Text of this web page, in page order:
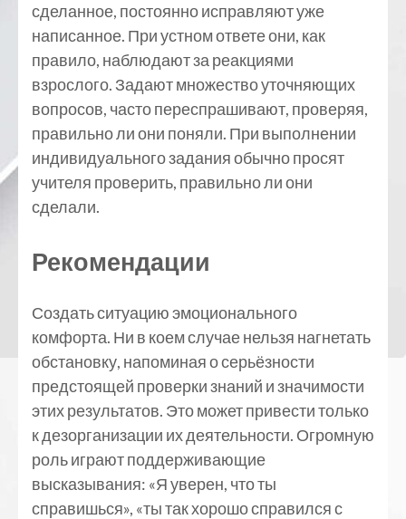
сделанное, постоянно исправляют уже
написанное. При устном ответе они, как
правило, наблюдают за реакциями
взрослого. Задают множество уточняющих
вопросов, часто переспрашивают, проверяя,
правильно ли они поняли. При выполнении
индивидуального задания обычно просят
учителя проверить, правильно ли они
сделали.
Рекомендации
Создать ситуацию эмоционального
комфорта. Ни в коем случае нельзя нагнетать
обстановку, напоминая о серьёзности
предстоящей проверки знаний и значимости
этих результатов. Это может привести только
к дезорганизации их деятельности. Огромную
роль играют поддерживающие
высказывания: «Я уверен, что ты
справишься», «ты так хорошо справился с